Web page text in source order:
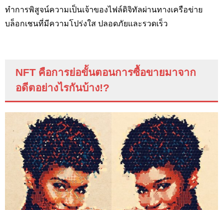
ทำการพิสูจน์ความเป็นเจ้าของไฟล์ดิจิทัลผ่านทางเครือข่าย
บล็อกเชนที่มีความโปร่งใส ปลอดภัยและรวดเร็ว
NFTคือการย่อขั้นตอนการซื้อขายมาจาก
อดีตอย่างไรกันบ้าง!?